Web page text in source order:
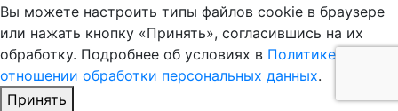
Вы можете настроить типы файлов cookie в браузере
или нажать кнопку «Принять», согласившись на их
обработку. Подробнее об условиях в Политике в
отношении обработки персональных данных.
Принять